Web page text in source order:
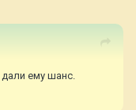
ему шанс.